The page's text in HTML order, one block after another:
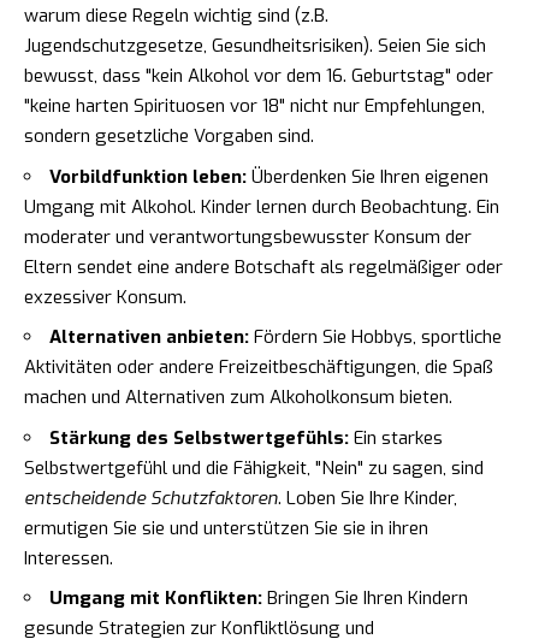
warum diese Regeln wichtig sind (z.B.
Jugendschutzgesetze, Gesundheitsrisiken). Seien Sie sich
bewusst, dass "kein Alkohol vor dem 16. Geburtstag" oder
"keine harten Spirituosen vor 18" nicht nur Empfehlungen,
sondern gesetzliche Vorgaben sind.
Vorbildfunktion leben: Überdenken Sie Ihren eigenen
Umgang mit Alkohol. Kinder lernen durch Beobachtung. Ein
moderater und verantwortungsbewusster Konsum der
Eltern sendet eine andere Botschaft als regelmäßiger oder
exzessiver Konsum.
Alternativen anbieten: Fördern Sie Hobbys, sportliche
Aktivitäten oder andere Freizeitbeschäftigungen, die Spaß
machen und Alternativen zum Alkoholkonsum bieten.
Stärkung des Selbstwertgefühls: Ein starkes
Selbstwertgefühl und die Fähigkeit, "Nein" zu sagen, sind
entscheidende Schutzfaktoren. Loben Sie Ihre Kinder,
ermutigen Sie sie und unterstützen Sie sie in ihren
Interessen.
Umgang mit Konflikten: Bringen Sie Ihren Kindern
gesunde Strategien zur Konfliktlösung und